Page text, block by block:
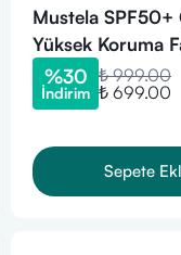
Mustela SPF50+
Yüksek Koruma
Güneş Stick 9 ml
%30
İndirim
₺ 999.00
₺ 699.00
Sepete